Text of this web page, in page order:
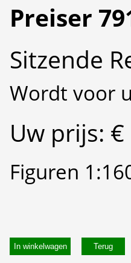
Preiser
Sitzende
Wordt voor
Uw prijs: €
Figuren
In winkelwagen